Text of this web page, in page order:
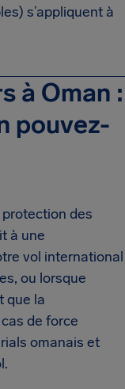
s’appliquent à
à Oman :
pouvez-
protection des
à une
vol international
ou lorsque
que la
de force
omanais et